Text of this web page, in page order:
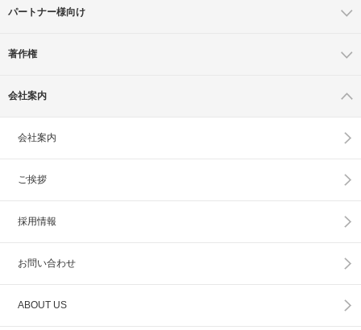
パートナー様向け
著作権
会社案内
会社案内
ご挨拶
採用情報
お問い合わせ
ABOUT US